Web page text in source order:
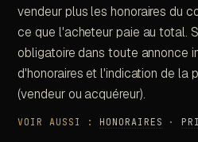
vendeur plus les honoraires du
ce que l'acheteur paie au total.
obligatoire dans toute annonce
d'honoraires et l'indication de la
(vendeur ou acquéreur).
VOIR AUSSI : HONORAIRES ·